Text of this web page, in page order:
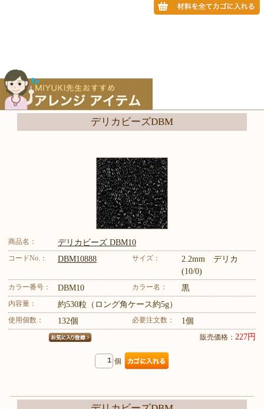
デリカビーズDBM
商品名： デリカビーズ DBM10
コードNo.： DBM10888 サイズ：
2.2mm デリカ
(10/0)
カラー番号： DBM10 カラー名： 黒
内容量： 約530粒（ロング角ケース約5g）
使用個数： 132個 必要注文数： 1個
販売価格： 227円
個